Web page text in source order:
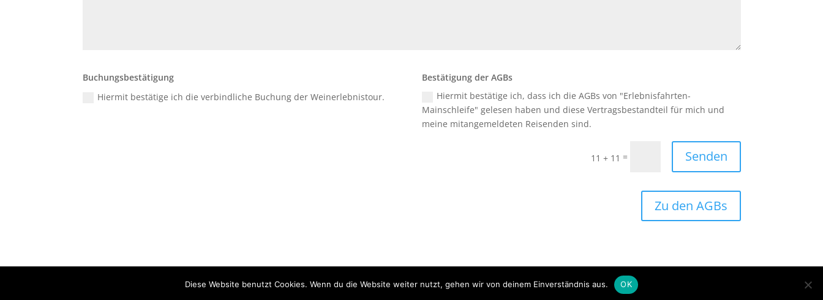
Buchungsbestätigung
Hiermit bestätige ich die verbindliche Buchung der Weinerlebnistour.
Bestätigung der AGBs
Hiermit bestätige ich, dass ich die AGBs von "Erlebnisfahrten-
Mainschleife" gelesen haben und diese Vertragsbestandteil für mich und
meine mitangemeldeten Reisenden sind.
11 + 11 = Senden
Zu den AGBs
Copyright © 2020 Erlebnisfahrten Mainschleife - Alle Rechte vorbehalten -Impressum-Datenschutz-AGBs
Diese Website benutzt Cookies. Wenn du die Website weiter nutzt, gehen wir von deinem Einverständnis aus. OK